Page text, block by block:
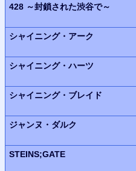
428 ～封鎖された渋谷で～
シャイニング・アーク
シャイニング・ハーツ
シャイニング・ブレイド
ジャンヌ・ダルク
STEINS;GATE